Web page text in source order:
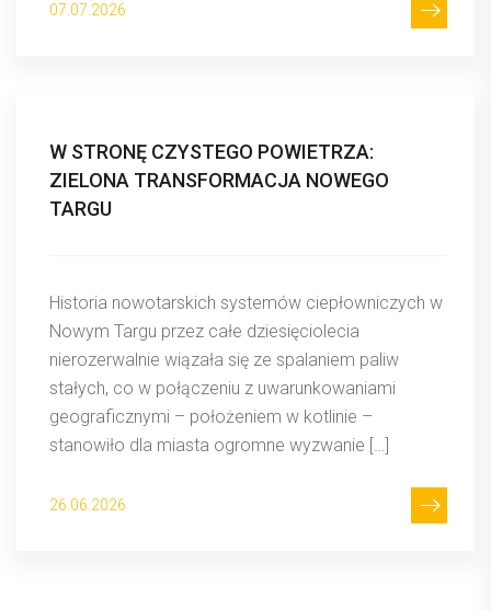
07.07.2026
W STRONĘ CZYSTEGO POWIETRZA:
ZIELONA TRANSFORMACJA NOWEGO
TARGU
Historia nowotarskich systemów ciepłowniczych w
Nowym Targu przez całe dziesięciolecia
nierozerwalnie wiązała się ze spalaniem paliw
stałych, co w połączeniu z uwarunkowaniami
geograficznymi – położeniem w kotlinie –
stanowiło dla miasta ogromne wyzwanie […]
26.06.2026